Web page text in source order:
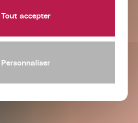
Tout accepter
Personnaliser